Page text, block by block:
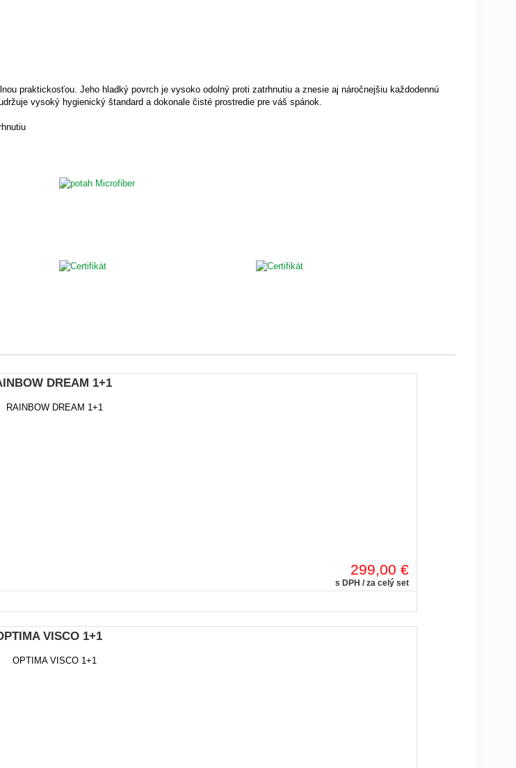
praktickosťou. Jeho hladký povrch je vysoko odolný proti zatrhnutiu a znesie aj náročnejšiu každodennú
vysoký hygienický štandard a dokonale čisté prostredie pre váš spánok.
DREAM 1+1
299,00 €
s DPH / za celý set
VISCO 1+1